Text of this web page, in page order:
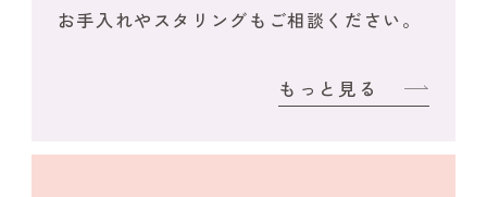
お手入れやスタリングもご相談ください。
もっと見る